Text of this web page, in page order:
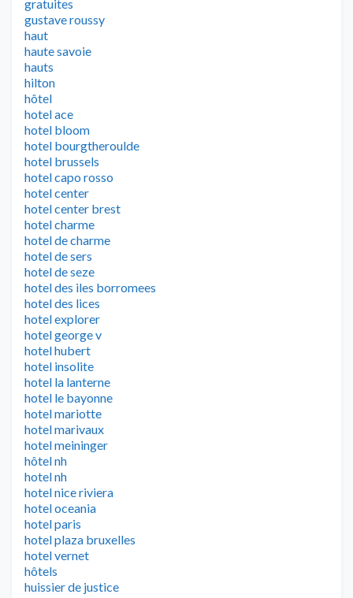
gratuites
gustave roussy
haut
haute savoie
hauts
hilton
hôtel
hotel ace
hotel bloom
hotel bourgtheroulde
hotel brussels
hotel capo rosso
hotel center
hotel center brest
hotel charme
hotel de charme
hotel de sers
hotel de seze
hotel des iles borromees
hotel des lices
hotel explorer
hotel george v
hotel hubert
hotel insolite
hotel la lanterne
hotel le bayonne
hotel mariotte
hotel marivaux
hotel meininger
hôtel nh
hotel nh
hotel nice riviera
hotel oceania
hotel paris
hotel plaza bruxelles
hotel vernet
hôtels
huissier de justice